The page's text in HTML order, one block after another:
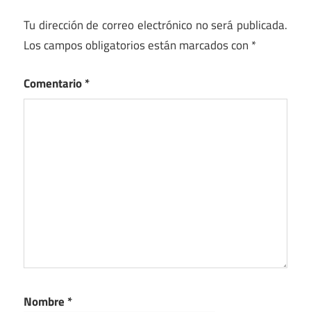
Tu dirección de correo electrónico no será publicada.
Los campos obligatorios están marcados con *
Comentario*
Nombre *